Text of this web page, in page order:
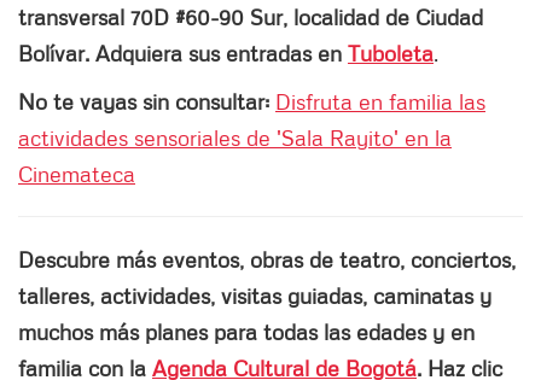
transversal 70D #60-90 Sur, localidad de Ciudad
Bolívar. Adquiera sus entradas en Tuboleta.
No te vayas sin consultar: Disfruta en familia las
actividades sensoriales de 'Sala Rayito' en la
Cinemateca
Descubre más eventos, obras de teatro, conciertos,
talleres, actividades, visitas guiadas, caminatas y
muchos más planes para todas las edades y en
familia con la Agenda Cultural de Bogotá. Haz clic